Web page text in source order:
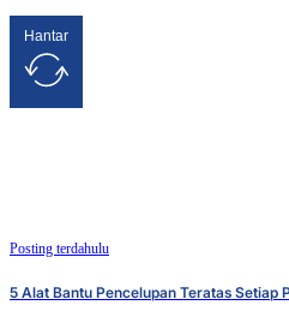
Hantar
Posting terdahulu
5 Alat Bantu Pencelupan Teratas Setiap